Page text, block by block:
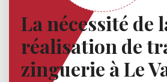
La nécessité de
réalisation de
zinguerie à Le